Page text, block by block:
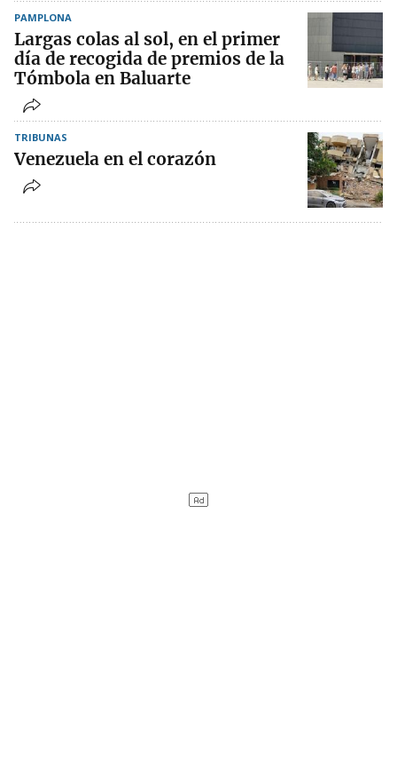
PAMPLONA
Largas colas al sol, en el primer
día de recogida de premios de la
Tómbola en Baluarte
TRIBUNAS
Venezuela en el corazón